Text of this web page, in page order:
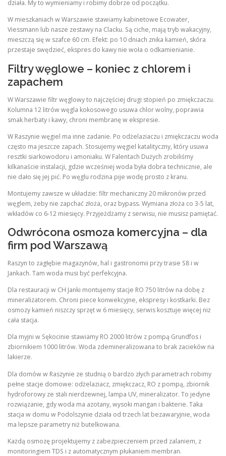
działa. My to wymieniamy i robimy dobrze od początku.
W mieszkaniach w Warszawie stawiamy kabinetowe Ecowater,
Viessmann lub nasze zestawy na Clacku. Są ciche, mają tryb wakacyjny,
mieszczą się w szafce 60 cm. Efekt: po 10 dniach znika kamień, skóra
przestaje swędzieć, ekspres do kawy nie woła o odkamienianie.
Filtry węglowe – koniec z chlorem i
zapachem
W Warszawie filtr węglowy to najczęściej drugi stopień po zmiękczaczu.
Kolumna 12 litrów węgla kokosowego usuwa chlor wolny, poprawia
smak herbaty i kawy, chroni membranę w ekspresie.
W Raszynie węgiel ma inne zadanie. Po odżelaziaczu i zmiękczaczu woda
często ma jeszcze zapach. Stosujemy węgiel katalityczny, który usuwa
resztki siarkowodoru i amoniaku. W Falentach Dużych zrobiliśmy
kilkanaście instalacji, gdzie wcześniej woda była dobra technicznie, ale
nie dało się jej pić. Po węglu rodzina pije wodę prosto z kranu.
Montujemy zawsze w układzie: filtr mechaniczny 20 mikronów przed
węglem, żeby nie zapchać złoża, oraz bypass. Wymiana złoża co 3-5 lat,
wkładów co 6-12 miesięcy. Przyjeżdżamy z serwisu, nie musisz pamiętać.
Odwrócona osmoza komercyjna – dla
firm pod Warszawą
Raszyn to zagłębie magazynów, hal i gastronomii przy trasie S8 i w
Jankach. Tam woda musi być perfekcyjna.
Dla restauracji w CH Janki montujemy stacje RO 750 litrów na dobę z
mineralizatorem. Chroni piece konwekcyjne, ekspresy i kostkarki. Bez
osmozy kamień niszczy sprzęt w 6 miesięcy, serwis kosztuje więcej niż
cała stacja.
Dla myjni w Sękocinie stawiamy RO 2000 litrów z pompą Grundfos i
zbiornikiem 1000 litrów. Woda zdemineralizowana to brak zacieków na
lakierze.
Dla domów w Raszynie ze studnią o bardzo złych parametrach robimy
pełne stacje domowe: odżelaziacz, zmiękczacz, RO z pompą, zbiornik
hydroforowy ze stali nierdzewnej, lampa UV, mineralizator. To jedyne
rozwiązanie, gdy woda ma azotany, wysoki mangan i bakterie. Taka
stacja w domu w Podolszynie działa od trzech lat bezawaryjnie, woda
ma lepsze parametry niż butelkowana.
Każdą osmozę projektujemy z zabezpieczeniem przed zalaniem, z
monitoringiem TDS i z automatycznym płukaniem membran.